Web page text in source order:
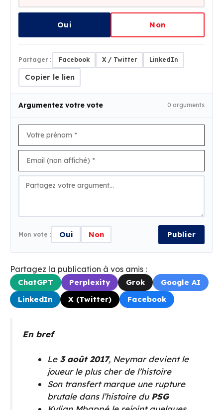
Oui Non
Partager : Facebook X / Twitter LinkedIn
Copier le lien
Argumentez votre vote 0 arguments
Mon vote : Oui Non Publier
Partagez la publication à vos amis :
ChatGPT Perplexity Grok
Google AI
LinkedIn
X (Twitter) Facebook
En bref
Le 3 août 2017, Neymar devient le
joueur le plus cher de l’histoire
Son transfert marque une rupture
brutale dans l’histoire du PSG